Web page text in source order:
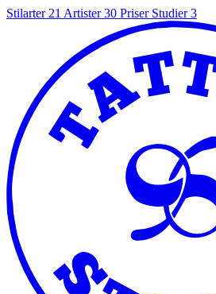
Stilarter 21 Artister30 Priser Studier3